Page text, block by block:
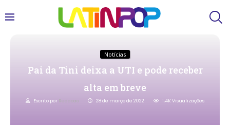
Notícias
Pai da Tini deixa a UTI e pode receber
alta em breve
Escrito por Redacao 28 de março de 2022 1,4K Visualizações